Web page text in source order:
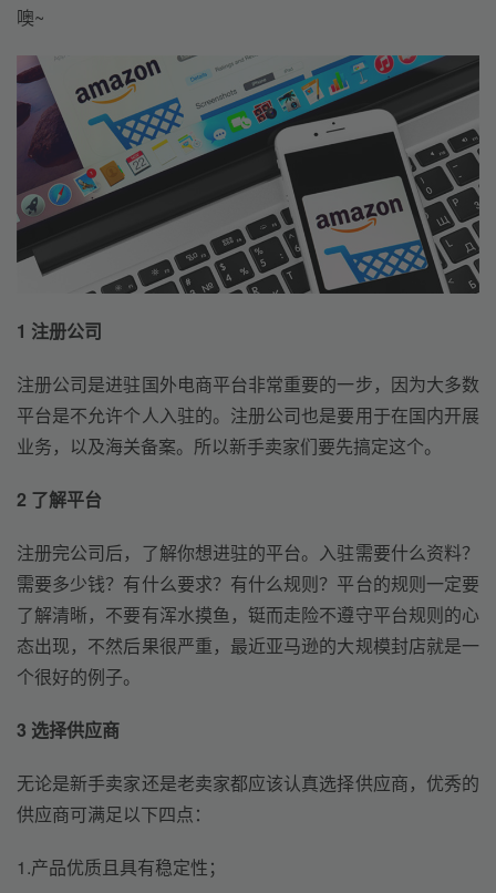
噢~
1 注册公司
注册公司是进驻国外电商平台非常重要的一步，因为大多数
平台是不允许个人入驻的。注册公司也是要用于在国内开展
业务，以及海关备案。所以新手卖家们要先搞定这个。
2 了解平台
注册完公司后，了解你想进驻的平台。入驻需要什么资料？
需要多少钱？有什么要求？有什么规则？平台的规则一定要
了解清晰，不要有浑水摸鱼，铤而走险不遵守平台规则的心
态出现，不然后果很严重，最近亚马逊的大规模封店就是一
个很好的例子。
3 选择供应商
无论是新手卖家还是老卖家都应该认真选择供应商，优秀的
供应商可满足以下四点：
1.产品优质且具有稳定性；